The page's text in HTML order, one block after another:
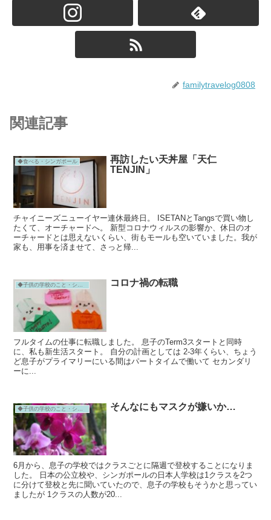
familytravelog0808
関連記事
◆食べる・シンガポール
再訪したい天丼屋「天仁
TENJIN」
チャイニーズニューイヤー連休最終日。 ISETANとTangsで買い物し
たくて、オーチャードへ。 新型コロナウィルスの影響か、休日のオ
ーチャードとは思えないくらい、街もモールも空いていました。我が
家も、用事を済ませて、さっと帰...
◆子供の学校のこと・シンガポール コロナ禍の転職
フルタイムの仕事に転職しました。 息子のTerm3スタートと同時
に、私も新生活スタート。 自分の計画としては 2-3年くらい、ちょう
ど息子がプライマリーにいる間はパートタイムで働いて セカンダリ
ーに...
そんなにもマスクが嫌いか…
6月から、息子の学校ではクラスごとに隔週で登校することになりま
した。 日本の公立校や、シンガポールの日本人学校は1クラスを2つ
に分けて登校と先に聞いていたので、息子の学校もそうかと思ってい
ましたが 1クラスの人数が20...